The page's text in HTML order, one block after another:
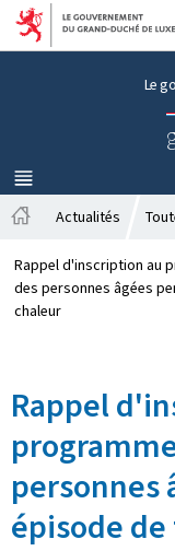
Le
MENU
PRINCIPAL
c
c
u
Actualités
Rappel d'inscription au
des personnes âgées
chaleur
Rappel
personnes
épisode